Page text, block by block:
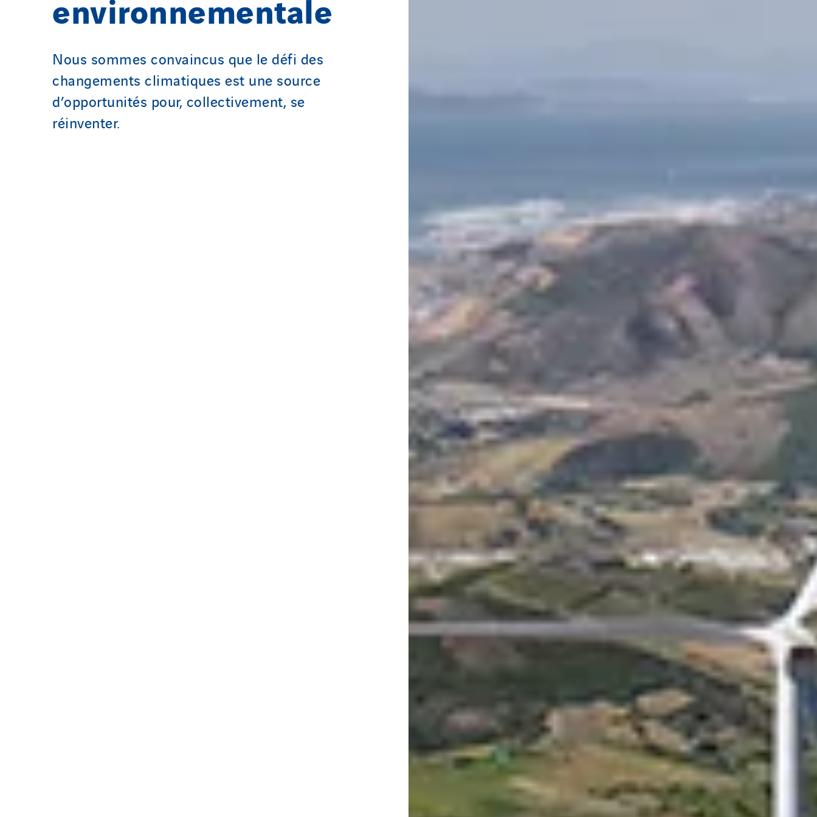
Nous sommes convaincus que le défi des
changements climatiques est une source
d’opportunités pour, collectivement, se
réinventer.